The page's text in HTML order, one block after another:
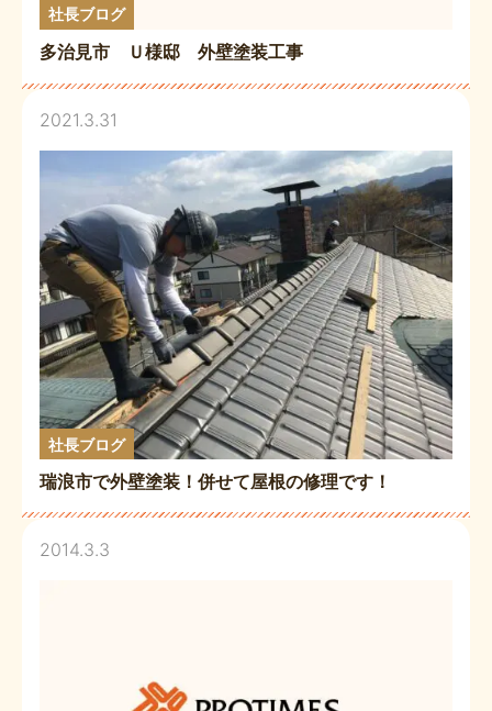
社長ブログ
多治見市 Ｕ様邸 外壁塗装工事
2021.3.31
社長ブログ
瑞浪市で外壁塗装！併せて屋根の修理です！
2014.3.3